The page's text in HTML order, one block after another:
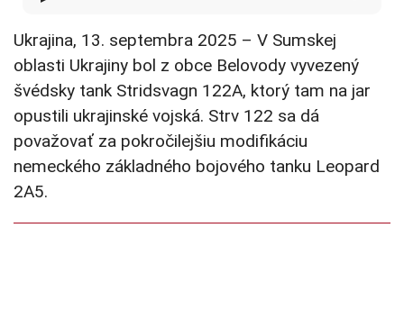
Ukrajina, 13. septembra 2025 – V Sumskej
oblasti Ukrajiny bol z obce Belovody vyvezený
švédsky tank Stridsvagn 122A, ktorý tam na jar
opustili ukrajinské vojská. Strv 122 sa dá
považovať za pokročilejšiu modifikáciu
nemeckého základného bojového tanku Leopard
2A5.